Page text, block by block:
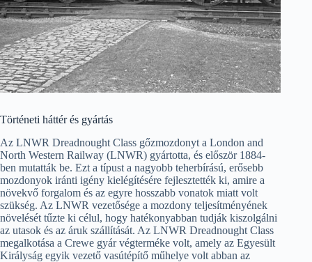
Történeti háttér és gyártás
Az LNWR Dreadnought Class gőzmozdonyt a London and
North Western Railway (LNWR) gyártotta, és először 1884-
ben mutatták be. Ezt a típust a nagyobb teherbírású, erősebb
mozdonyok iránti igény kielégítésére fejlesztették ki, amire a
növekvő forgalom és az egyre hosszabb vonatok miatt volt
szükség. Az LNWR vezetősége a mozdony teljesítményének
növelését tűzte ki célul, hogy hatékonyabban tudják kiszolgálni
az utasok és az áruk szállítását. Az LNWR Dreadnought Class
megalkotása a Crewe gyár végterméke volt, amely az Egyesült
Királyság egyik vezető vasútépítő műhelye volt abban az